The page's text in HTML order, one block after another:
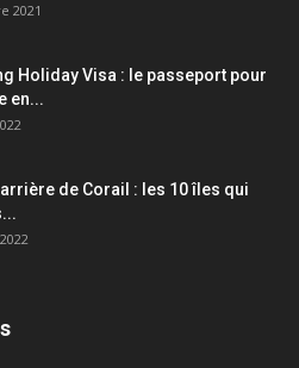
2021
Holiday Visa : le passeport pour
en...
de Corail : les 10 îles qui